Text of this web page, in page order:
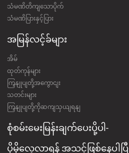
သံမဏိတိကျသောပိုက်
သံမဏိပြားနှင့်ပြား
အမြန်လင့်ခ်များ
အိမ်
ထုတ်ကုန်များ
ကြှနျုပျတို့အကွောငျး
သတင်းများ
ကြှနျုပျတို့ကိုဆကျသှယျရနျ
စုံစမ်းမေးမြန်းချက်ပေးပို့ပါ-
ပိုမိုလေ့လာရန် အသင့်ဖြစ်နေပါပြီ